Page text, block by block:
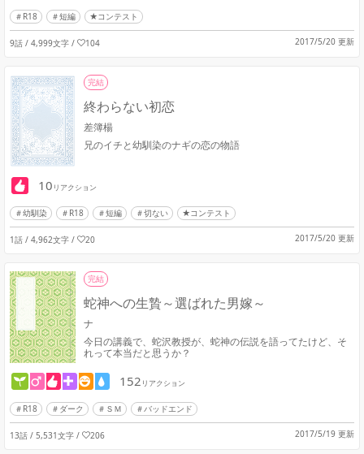
R18 短編 ★コンテスト
9話 / 4,999文字 / 104 2017/5/20 更新
完結
終わらない初恋
差簿楊
兄のイチと幼馴染のナギの恋の物語
10 リアクション
幼馴染 R18 短編 切ない ★コンテスト
1話 / 4,962文字 / 20 2017/5/20 更新
完結
蛇神への生贄～選ばれた男嫁～
ナ
今日の講義で、蛇沢教授が、蛇神の伝説を語ってたけど、そ
れって本当だと思うか？
152 リアクション
R18 ダーク ＳＭ バッドエンド
13話 / 5,531文字 / 206 2017/5/19 更新